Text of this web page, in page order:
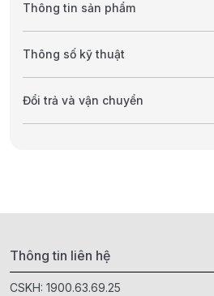
Thông tin sản phẩm
Thông số kỹ thuật
Đổi trả và vận chuyển
Thông tin liên hệ
CSKH: 1900.63.69.25